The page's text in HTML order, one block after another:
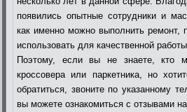
появились опытные сотрудники и
как именно можно выполнить ремонт,
использовать для качественной работы.
Поэтому, если вы не знаете, кто
кроссовера или паркетника, но
обратиться, звоните по указанному
вы можете ознакомиться с отзывами